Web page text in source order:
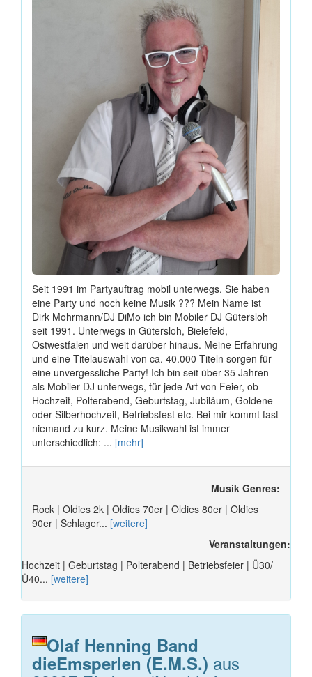
Seit 1991 im Partyauftrag mobil unterwegs. Sie haben
eine Party und noch keine Musik ??? Mein Name ist
Dirk Mohrmann/DJ DiMo ich bin Mobiler DJ Gütersloh
seit 1991. Unterwegs in Gütersloh, Bielefeld,
Ostwestfalen und weit darüber hinaus. Meine Erfahrung
und eine Titelauswahl von ca. 40.000 Titeln sorgen für
eine unvergessliche Party! Ich bin seit über 35 Jahren
als Mobiler DJ unterwegs, für jede Art von Feier, ob
Hochzeit, Polterabend, Geburtstag, Jubiläum, Goldene
oder Silberhochzeit, Betriebsfest etc. Bei mir kommt fast
niemand zu kurz. Meine Musikwahl ist immer
unterschiedlich: ... [mehr]
Musik Genres:
Rock | Oldies 2k | Oldies 70er | Oldies 80er | Oldies
90er | Schlager... [weitere]
Veranstaltungen:
Hochzeit | Geburtstag | Polterabend | Betriebsfeier | Ü30/
Ü40... [weitere]
Olaf Henning Band
dieEmsperlen (E.M.S.) aus